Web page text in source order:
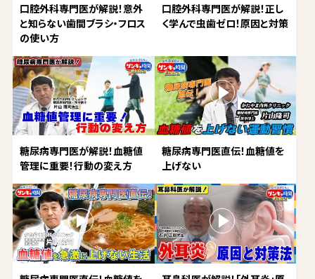
口腔外科専門医が解説！意外
と知らない歯間ブラシ・フロス
の使い方
口腔外科専門医が解説！正し
く学んで虫歯ゼロ！原因と対策
糖尿病専門医が解説！血糖値
管理に重要！行動の変え方
糖尿病専門医直伝！血糖値を
上げない